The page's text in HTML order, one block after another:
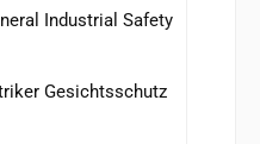
Industrial Safety
Gesichtsschutz